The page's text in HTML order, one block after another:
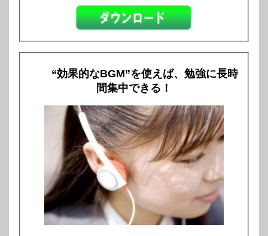
“効果的なBGM”を使えば、勉強に長時
間集中できる！